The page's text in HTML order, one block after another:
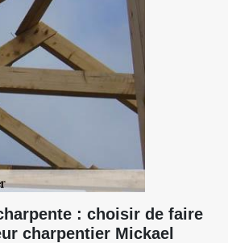
: choisir de faire
charpentier Mickael